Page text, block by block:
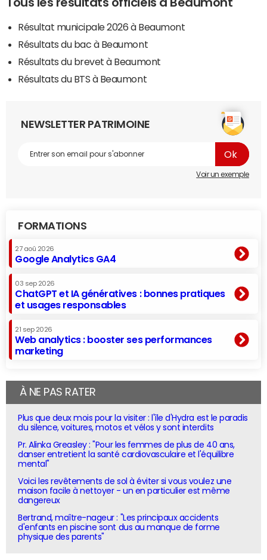
Tous les résultats officiels à Beaumont
Résultat municipale 2026 à Beaumont
Résultats du bac à Beaumont
Résultats du brevet à Beaumont
Résultats du BTS à Beaumont
NEWSLETTER PATRIMOINE
Voir un exemple
FORMATIONS
27 aoû 2026
Google Analytics GA4
03 sep 2026
ChatGPT et IA génératives : bonnes pratiques
et usages responsables
21 sep 2026
Web analytics : booster ses performances
marketing
À NE PAS RATER
Plus que deux mois pour la visiter : l'île d'Hydra est le paradis
du silence, voitures, motos et vélos y sont interdits
Pr. Alinka Greasley : "Pour les femmes de plus de 40 ans,
danser entretient la santé cardiovasculaire et l'équilibre
mental"
Voici les revêtements de sol à éviter si vous voulez une
maison facile à nettoyer - un en particulier est même
dangereux
Bertrand, maître-nageur : "Les principaux accidents
d'enfants en piscine sont dus au manque de forme
physique des parents"